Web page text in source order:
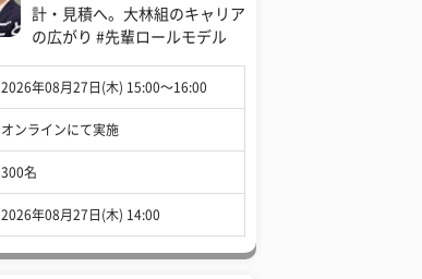
計・見積へ。大林組のキャリア
の広がり #先輩ロールモデル
2026年08月27日(木) 15:00〜16:00
オンラインにて実施
300名
2026年08月27日(木) 14:00